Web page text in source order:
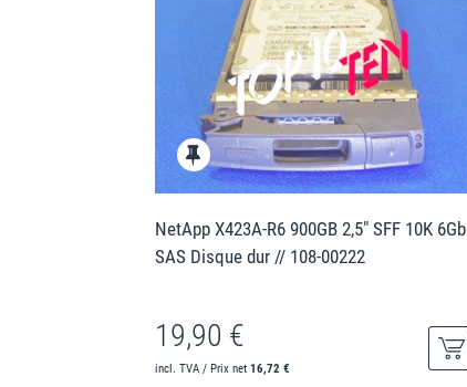
NetApp X423A-R6 900GB 2,5" SFF 10K 6Gb
SAS Disque dur // 108-00222
19,90 €
incl. TVA / Prix net 16,72 €